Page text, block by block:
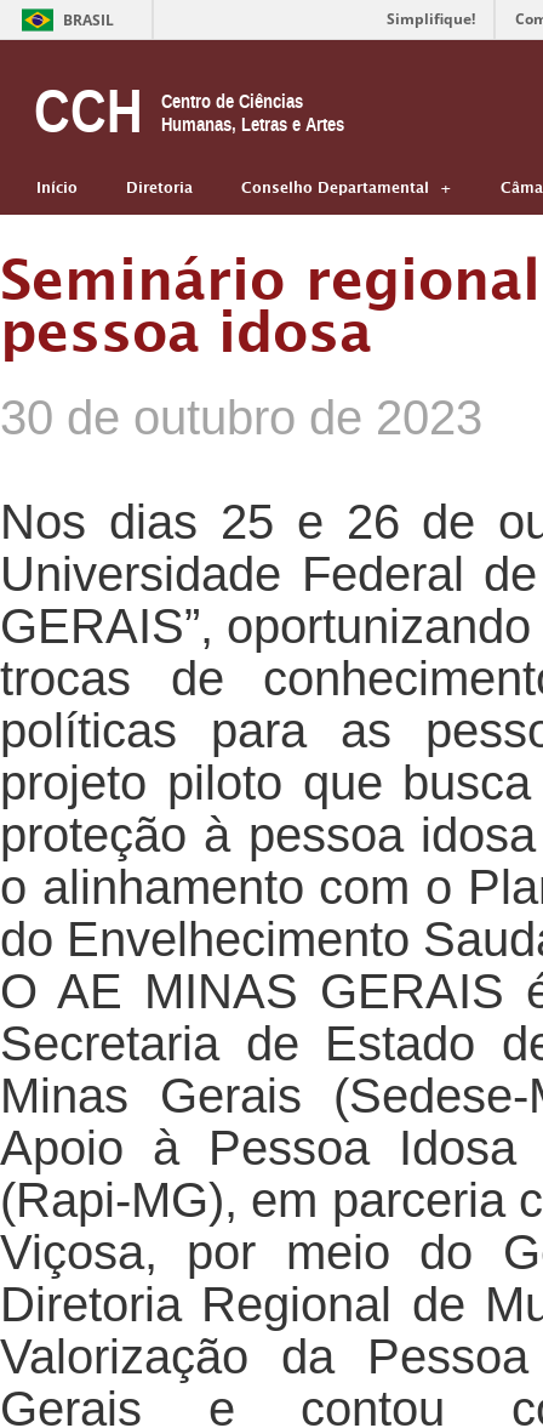
BRASIL Simplifique!
CCH
Centro de Ciências
Humanas, Letras e Artes
Início Diretoria Conselho Departamental
Seminário
pessoa idosa
30 de outubro de 2023
Nos dias 25 e 26 de
Universidade Federal
GERAIS”,
trocas de
políticas para as
projeto piloto que
proteção à pessoa
o alinhamento com o
do Envelhecimento
O AE MINAS GERAIS
Secretaria de Estado
Minas Gerais
Apoio à Pessoa
(Rapi-MG), em parceria
Viçosa, por meio do
Diretoria Regional de
Valorização da
Gerais e contou